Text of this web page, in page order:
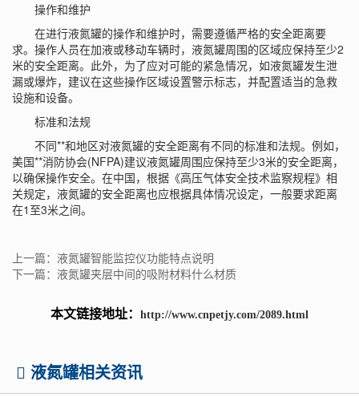
操作和维护
在进行液氮罐的操作和维护时，需要遵循严格的安全距离要
求。操作人员在加液或移动车辆时，液氮罐周围的区域应保持至少2
米的安全距离。此外，为了应对可能的紧急情况，如液氮罐发生泄
漏或爆炸，建议在这些操作区域设置警示标志，并配置适当的急救
设施和设备。
标准和法规
不同**和地区对液氮罐的安全距离有不同的标准和法规。例如，
美国**消防协会(NFPA)建议液氮罐周围应保持至少3米的安全距离，
以确保操作安全。在中国，根据《高压气体安全技术监察规程》相
关规定，液氮罐的安全距离也应根据具体情况设定，一般要求距离
在1至3米之间。
上一篇：液氮罐智能监控仪功能特点说明
下一篇：液氮罐夹层中间的吸附材料什么材质
本文链接地址： http://www.cnpetjy.com/2089.html
液氮罐相关资讯